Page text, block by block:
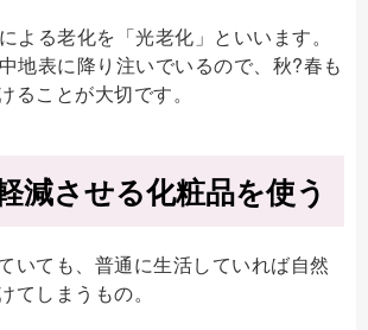
よる老化を「光老化」といいます。
地表に降り注いでいるので、秋?春も
ることが大切です。
減させる化粧品を使う
いても、普通に生活していれば自然
てしまうもの。